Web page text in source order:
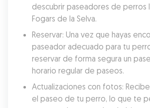
descubrir paseadores de perros
Fogars de la Selva.
Reservar: Una vez que hayas
paseador adecuado para tu
reservar de forma segura un
horario regular de paseos.
Actualizaciones con fotos:
el paseo de tu perro, lo que te